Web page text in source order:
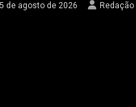
de agosto de 2026 Redação